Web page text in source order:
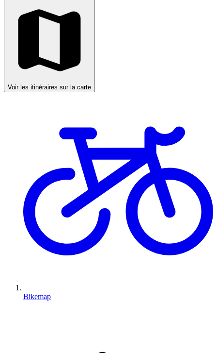
Voir les itinéraires sur la carte
Bikemap